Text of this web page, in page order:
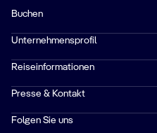
Buchen
Unternehmensprofil
Reiseinformationen
Presse & Kontakt
Folgen Sie uns